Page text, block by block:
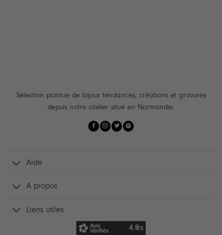
Sélection pointue de bijoux tendances, créations et gravures
depuis notre atelier situé en Normandie.
Aide
A propos
Liens utiles